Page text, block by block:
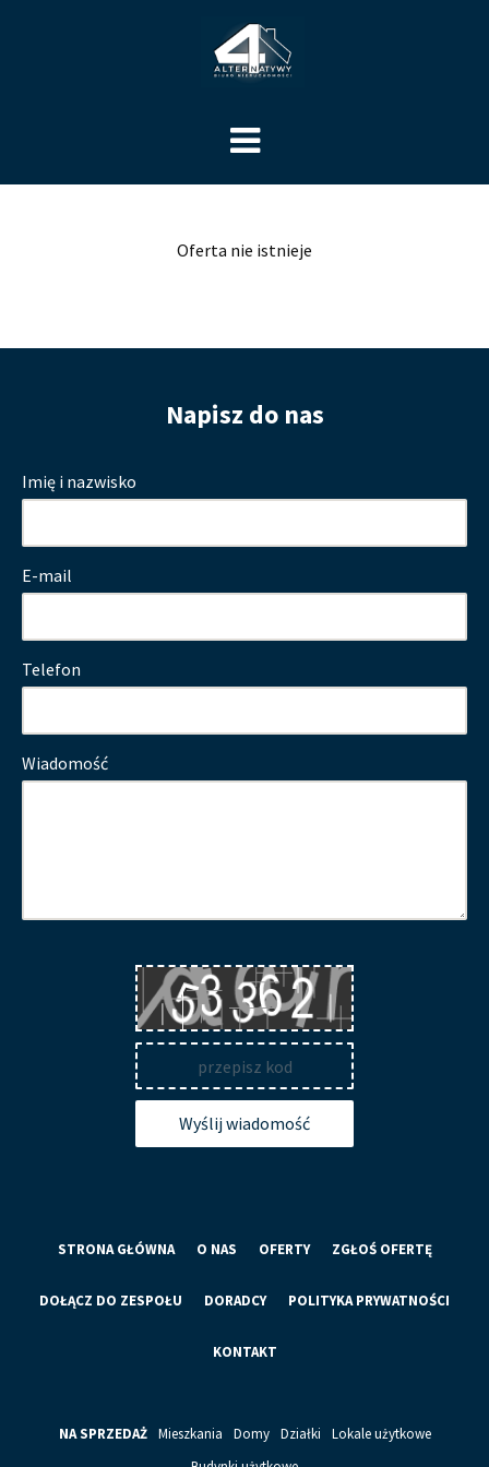
Oferta nie istnieje
Napisz do nas
Imię i nazwisko
E-mail
Telefon
Wiadomość
Wyślij wiadomość
STRONA GŁÓWNA O NAS OFERTY ZGŁOŚ OFERTĘ
DOŁĄCZ DO ZESPOŁU DORADCY POLITYKA PRYWATNOŚCI
KONTAKT
NA SPRZEDAŻ Mieszkania Domy Działki
Lokale użytkowe